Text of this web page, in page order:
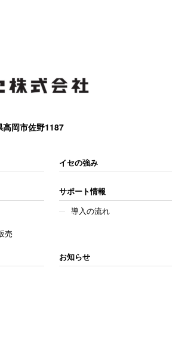
岡市佐野1187
イセの強み
売
サポート情報
導入の流れ
お知らせ